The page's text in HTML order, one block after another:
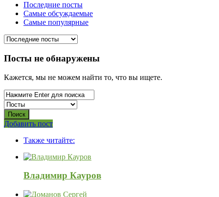
Последние посты
Самые обсуждаемые
Самые популярные
Посты не обнаружены
Кажется, мы не можем найти то, что вы ищете.
Боковая
Добавить пост
120x600Также читайте:
Владимир Кауров